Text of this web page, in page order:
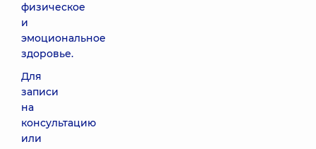
физическое
и
эмоциональное
здоровье.
Для
записи
на
консультацию
или